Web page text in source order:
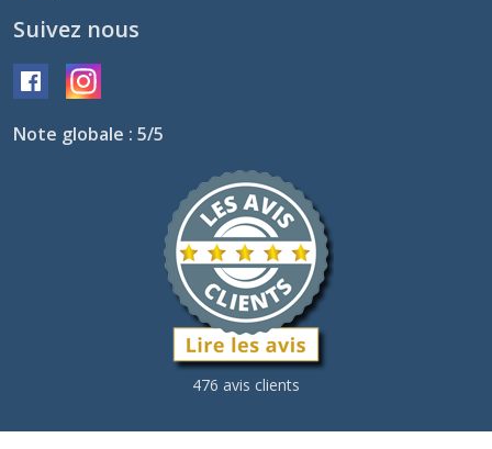
Suivez nous
Note globale : 5/5
476 avis clients